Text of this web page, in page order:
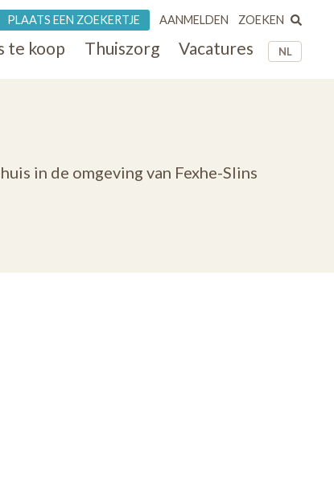
NL
te koop Thuiszorg Vacatures
PLAATS EEN ZOEKERTJE AANMELDEN ZOEKEN
in de omgeving van Fexhe-Slins